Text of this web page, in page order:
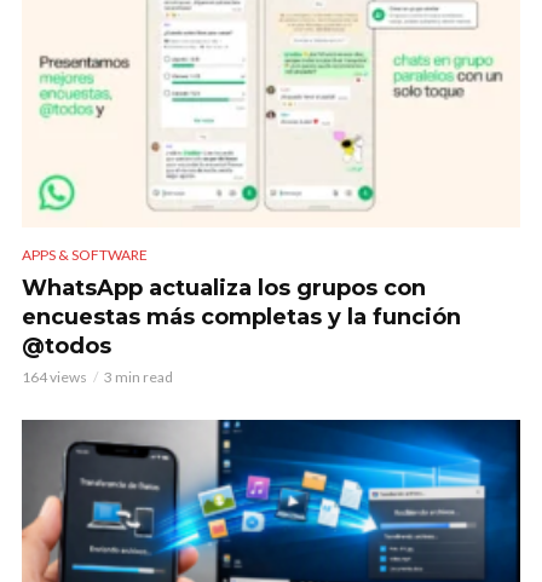
APPS & SOFTWARE
WhatsApp actualiza los grupos con
encuestas más completas y la función
@todos
164 views 3 min read